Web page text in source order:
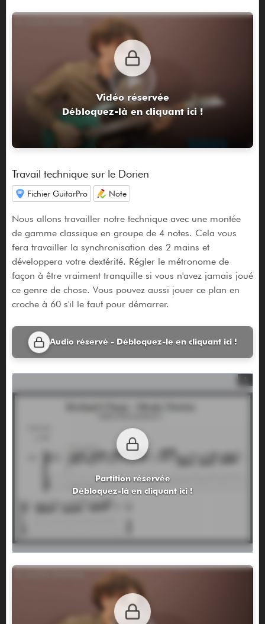
Vidéo réservée
Débloquez-là en cliquant ici !
Travail technique sur le Dorien
Fichier GuitarPro Note
Nous allons travailler notre technique avec une montée
de gamme classique en groupe de 4 notes. Cela vous
fera travailler la synchronisation des 2 mains et
développera votre dextérité. Régler le métronome de
façon à être vraiment tranquille si vous n'avez jamais joué
ce genre de chose. Vous pouvez aussi jouer ce plan en
croche à 60 s'il le faut pour démarrer.
Audio réservé - Débloquez-le en cliquant ici !
Partition réservée
Débloquez-là en cliquant ici !